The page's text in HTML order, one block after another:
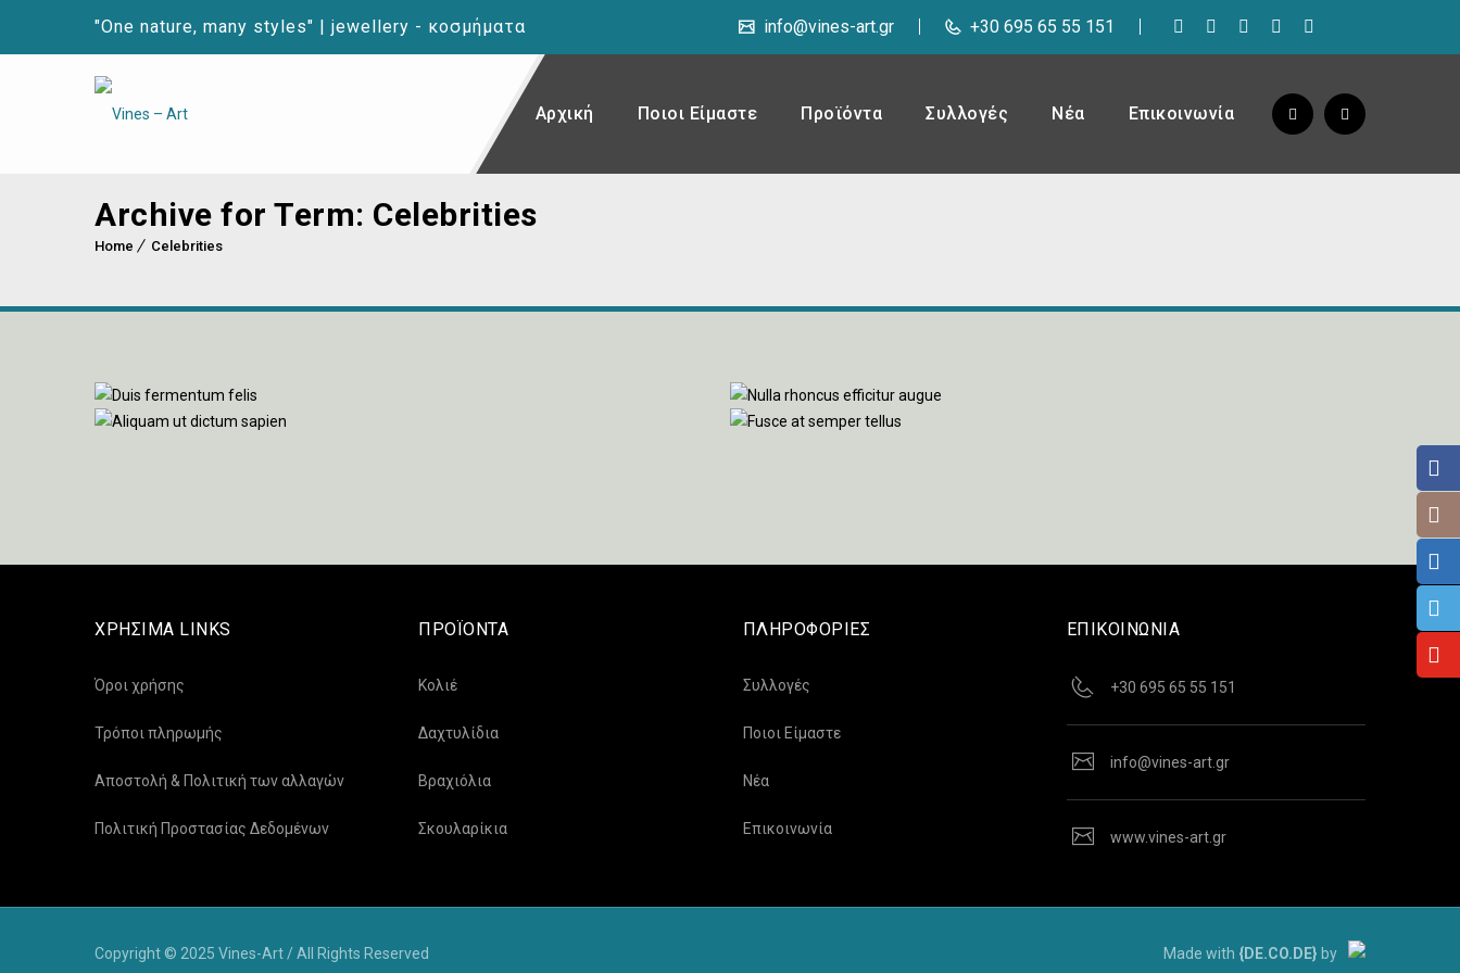
"One nature, many styles" | jewellery - κοσμήματα info@vines-art.gr +30 695 65 55 151
Αρχική Ποιοι Είμαστε Προϊόντα Συλλογές Νέα Επικοινωνία
Archive for Term: Celebrities
Home Celebrities
ΧΡΗΣΙΜΑ LINKS
Όροι χρήσης
Τρόποι πληρωμής
Αποστολή & Πολιτική των αλλαγών
Πολιτική Προστασίας Δεδομένων
ΠΡΟΪΟΝΤΑ
Κολιέ
Δαχτυλίδια
Βραχιόλια
Σκουλαρίκια
ΠΛΗΡΟΦΟΡΙΕΣ
Συλλογές
Ποιοι Είμαστε
Νέα
Επικοινωνία
ΕΠΙΚΟΙΝΩΝΙΑ
+30 695 65 55 151
info@vines-art.gr
www.vines-art.gr
Copyright © 2025 Vines-Art / All Rights Reserved Made with {DE.CO.DE} by